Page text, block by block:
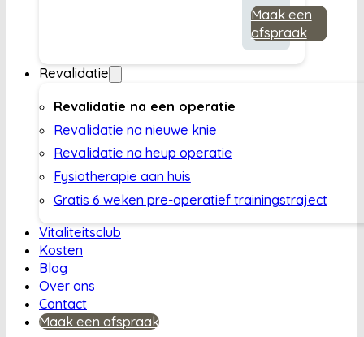
Maak een
afspraak
Revalidatie
Revalidatie na een operatie
Revalidatie na nieuwe knie
Revalidatie na heup operatie
Fysiotherapie aan huis
Gratis 6 weken pre-operatief trainingstraject
Vitaliteitsclub
Kosten
Blog
Over ons
Contact
Maak een afspraak